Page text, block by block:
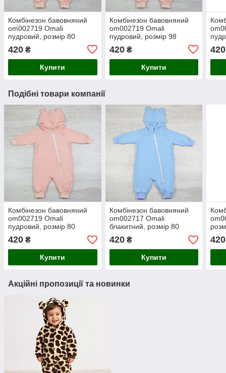
Комбінезон бавовняний
om002719 Omali
пудровий, розмір 80
420 ₴
Купити
Комбінезон бавовняний
om002719 Omali
пудровий, розмір 98
420₴
Купити
420
Подібні товари компанії
Комбінезон бавовняний
om002719 Omali
пудровий, розмір 80
420 ₴
Купити
Комбінезон бавовняний
om002717 Omali
блакитний, розмір 80
420₴
Купити
420
Акційні пропозиції та новинки